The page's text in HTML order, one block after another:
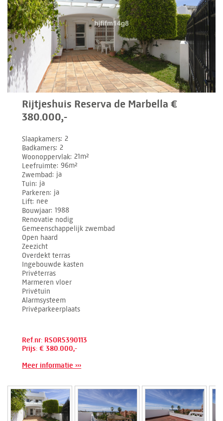
Rijtjeshuis Reserva de Marbella €
380.000,-
Slaapkamers 2
Badkamers 2
Woonoppervlak 21m²
Leefruimte 96m²
Zwembad ja
Tuin ja
Parkeren ja
Lift nee
Bouwjaar 1988
Renovatie nodig
Gemeenschappelijk zwembad
Open haard
Zeezicht
Overdekt terras
Ingebouwde kasten
Privéterras
Marmeren vloer
Privétuin
Alarmsysteem
Privéparkeerplaats
Ref.nr: RSOR5390113
Prijs: € 380.000,-
Meer informatie ›››